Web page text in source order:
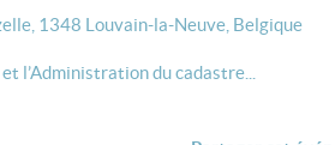
1348 Louvain-la-Neuve, Belgique
l’Administration du cadastre...